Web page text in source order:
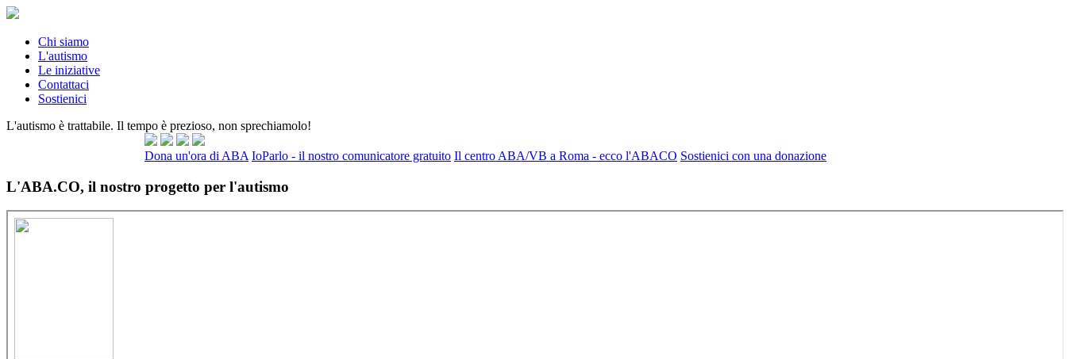
Chi siamo
L'autismo
Le iniziative
Contattaci
Sostienici
L'autismo è trattabile. Il tempo è prezioso, non sprechiamolo!
Dona un'ora di ABA IoParlo - il nostro comunicatore gratuito Il centro ABA/VB a Roma - ecco l'ABACO Sostienici con una donazione
L'ABA.CO, il nostro progetto per l'autismo